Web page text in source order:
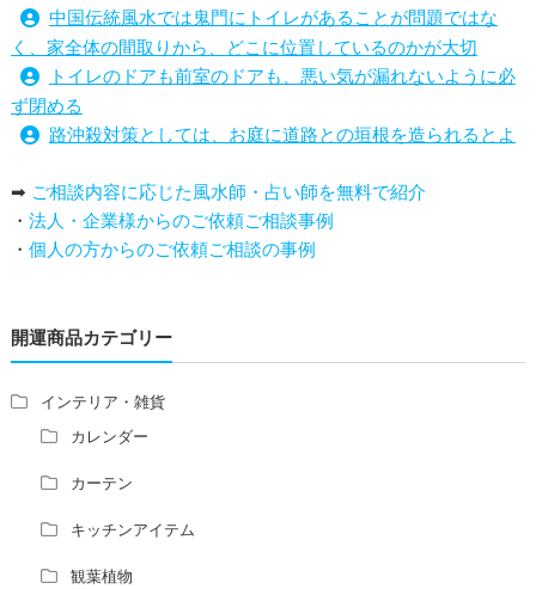
中国伝統風水では鬼門にトイレがあることが問題ではな
く、家全体の間取りから、どこに位置しているのかが大切
トイレのドアも前室のドアも、悪い気が漏れないように必
ず閉める
路沖殺対策としては、お庭に道路との垣根を造られるとよ
庭を広げると路沖殺（ろちゅうさつ）は防げますか？
トイレ前室のドアの開け閉めについて
増築して家相の中心軸が変わると、鬼門の方角にあるトイ
占い師さんは、幽霊を見たことがありますか？
家相風水の診断・鑑定料金や相場について
家相・風水の鑑定料金の相場が知りたい。
風水の流派について教えてください。
風水師になるには、どんな勉強をすればいいですか？
➡ ご相談内容に応じた風水師・占い師を無料で紹介
・ 法人・企業様からのご依頼ご相談事例
・ 個人の方からのご依頼ご相談の事例
開運商品カテゴリー
インテリア・雑貨
カレンダー
カーテン
キッチンアイテム
観葉植物